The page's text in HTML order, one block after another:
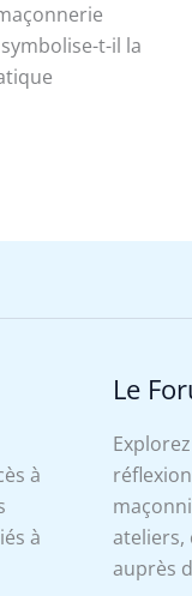
t-il la
à
à
Le
ateliers,
auprès